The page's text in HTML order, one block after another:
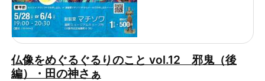
仏像をめぐるぐるりのこと vol.12 邪鬼（後
編）・田の神さぁ